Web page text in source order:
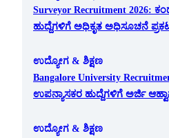
Surveyor Recruitment 2026:
ಹುದ್ದೆಗಳಿಗೆ ಅಧಿಕೃತ ಅಧಿಸೂಚನೆ
ಉದ್ಯೋಗ & ಶಿಕ್ಷಣ
Bangalore University
ಉಪನ್ಯಾಸಕರ ಹುದ್ದೆಗಳಿಗೆ ಅರ್ಜಿ
ಉದ್ಯೋಗ & ಶಿಕ್ಷಣ